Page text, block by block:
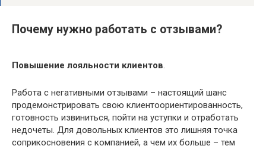
Почему нужно работать с отзывами?
Повышение лояльности клиентов.
Работа с негативными отзывами – настоящий шанс
продемонстрировать свою клиентоориентированность,
готовность извиниться, пойти на уступки и отработать
недочеты. Для довольных клиентов это лишняя точка
соприкосновения с компанией, а чем их больше – тем